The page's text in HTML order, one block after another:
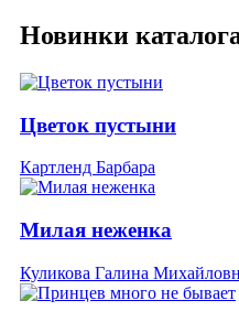
Новинки
Цветок пустыни
Картленд Барбара
Милая неженка
Куликова Галина